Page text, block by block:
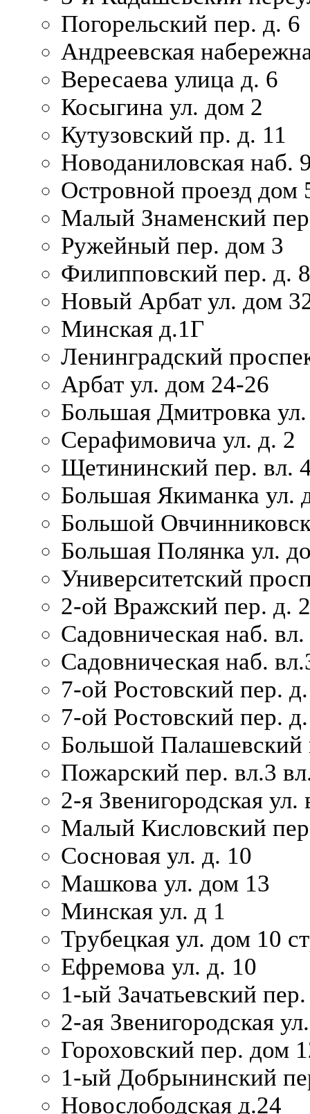
Погорельский пер. д. 6
Андреевская
Вересаева улица д. 6
Косыгина ул. дом 2
Кутузовский пр. д. 11
Новоданиловская наб.
Островной проезд дом
Малый Знаменский
Ружейный пер. дом 3
Филипповский пер. д. 8
Новый Арбат ул. дом
Минская д.1Г
Ленинградский
Арбат ул. дом 24-26
Большая Дмитровка
Серафимовича ул. д. 2
Щетининский пер. вл.
Большая Якиманка ул.
Большой
Большая Полянка ул.
Университетский
2-ой Вражский пер. д. 2
Садовническая наб.
Садовническая наб.
7-ой Ростовский пер.
7-ой Ростовский пер.
Большой Палашевский
Пожарский пер. вл.3
2-я Звенигородская ул.
Малый Кисловский
Сосновая ул. д. 10
Машкова ул. дом 13
Минская ул. д 1
Трубецкая ул. дом 10
Ефремова ул. д. 10
1-ый Зачатьевский
2-ая Звенигородская
Гороховский пер. дом
1-ый Добрынинский
Новослободская д.24